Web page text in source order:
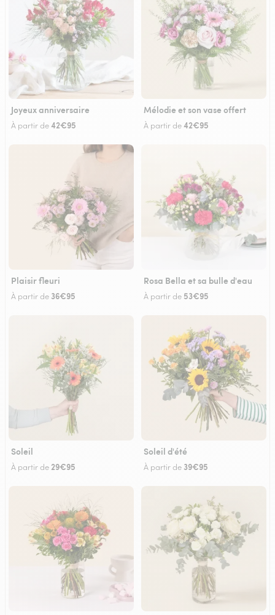
Joyeux anniversaire
À partir de42€95
Mélodie et son vase offert
À partir de42€95
Plaisir fleuri
À partir de 36€95
Rosa Bella et sa bulle d'eau
À partir de 53€95
Soleil
À partir de 29€95
Soleil d'été
À partir de 39€95